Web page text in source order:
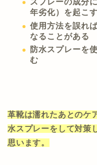
スプレーの成分
年劣化）を起こ
使用方法を誤れ
なることがある
防水スプレーを
む
革靴は濡れたあとのケ
水スプレーをして対策
思います。